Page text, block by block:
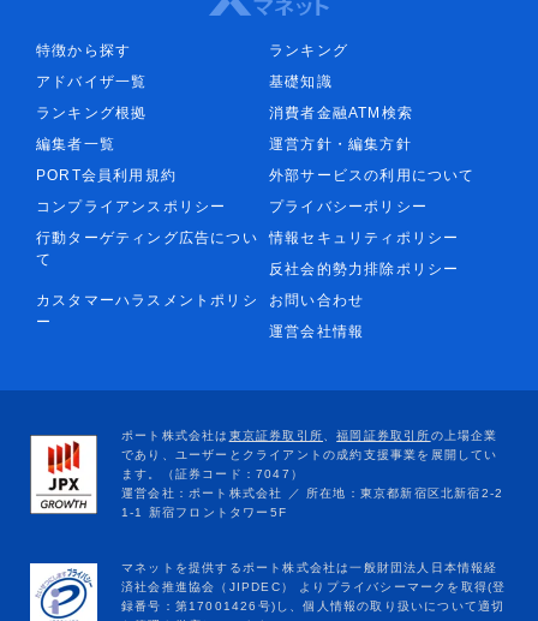
特徴から探す
ランキング
アドバイザ一覧
基礎知識
ランキング根拠
消費者金融ATM検索
編集者一覧
運営方針・編集方針
PORT会員利用規約
外部サービスの利用について
コンプライアンスポリシー
プライバシーポリシー
行動ターゲティング広告につい
て
情報セキュリティポリシー
反社会的勢力排除ポリシー
カスタマーハラスメントポリシ
ー
お問い合わせ
運営会社情報